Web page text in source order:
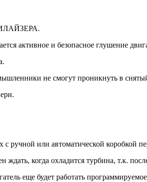
активное и безопасное глушение
не смогут проникнуть в
ручной или автоматической коробкой
когда охладится турбина, т.к.
еще будет работать